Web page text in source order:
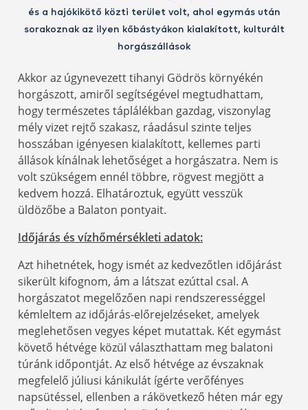
és a hajókikötő közti terület volt, ahol egymás után
sorakoznak az ilyen kőbástyákon kialakított, kulturált
horgászállások
Akkor az úgynevezett tihanyi Gödrös környékén
horgászott, amiről segítségével megtudhattam,
hogy természetes táplálékban gazdag, viszonylag
mély vizet rejtő szakasz, ráadásul szinte teljes
hosszában igényesen kialakított, kellemes parti
állások kínálnak lehetőséget a horgászatra. Nem is
volt szükségem ennél többre, rögvest megjött a
kedvem hozzá. Elhatároztuk, együtt vesszük
üldözőbe a Balaton pontyait.
Időjárás és vízhőmérsékleti adatok:
Azt hihetnétek, hogy ismét az kedvezőtlen időjárást
sikerült kifognom, ám a látszat ezúttal csal. A
horgászatot megelőzően napi rendszerességgel
kémleltem az időjárás-előrejelzéseket, amelyek
meglehetősen vegyes képet mutattak. Két egymást
követő hétvége közül választhattam meg balatoni
túránk időpontját. Az első hétvége az évszaknak
megfelelő júliusi kánikulát ígérte verőfényes
napsütéssel, ellenben a rákövetkező héten már egy